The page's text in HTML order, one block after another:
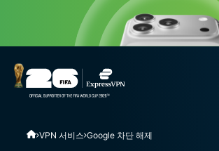
VPN 서비스 Google 차단 해제